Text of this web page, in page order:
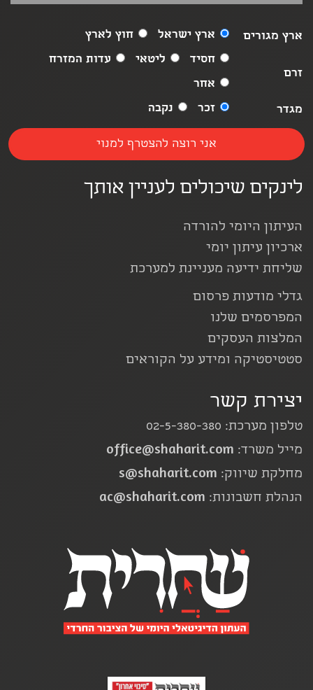
ארץ מגורים ארץ ישראל חוץ לארץ
זרם
חסיד ליטאי
עדות המזרח
אחר
מגדר
זכר נקבה
לינקים שיכולים לעניין אותך
העיתון היומי להורדה
ארכיון עיתון יומי
שליחת ידיעה מעניינת למערכת
גדלי מודעות פרסום
המפרסמים שלנו
המלצות העסקים
סטטיסטיקה ומידע על הקוראים
יצירת קשר
טלפון מערכת: 02-5-380-380
מייל משרד: office@shaharit.com
מחלקת שיווק: s@shaharit.com
הנהלת חשבונות: ac@shaharit.com